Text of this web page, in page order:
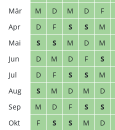
M
D M D F
D
F S S M
S
S M D M
D
M D F S
D
F S S M
S
M D M D
M
D F S S
F
S S M D